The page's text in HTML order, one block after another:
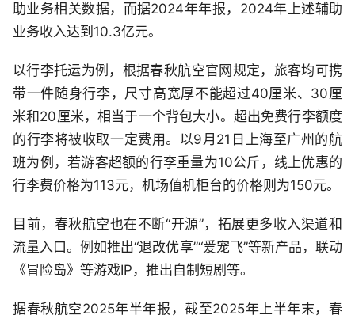
助业务相关数据，而据2024年年报，2024年上述辅助
业务收入达到10.3亿元。
以行李托运为例，根据春秋航空官网规定，旅客均可携
带一件随身行李，尺寸高宽厚不能超过40厘米、30厘
米和20厘米，相当于一个背包大小。超出免费行李额度
的行李将被收取一定费用。以9月21日上海至广州的航
班为例，若游客超额的行李重量为10公斤，线上优惠的
行李费价格为113元，机场值机柜台的价格则为150元。
目前，春秋航空也在不断“开源”，拓展更多收入渠道和
流量入口。例如推出“退改优享”“爱宠飞”等新产品，联动
《冒险岛》等游戏IP，推出自制短剧等。
据春秋航空2025年半年报，截至2025年上半年末，春